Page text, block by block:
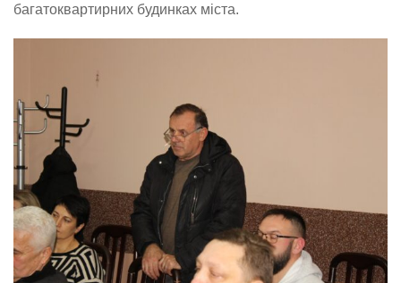
багатоквартирних будинках міста.